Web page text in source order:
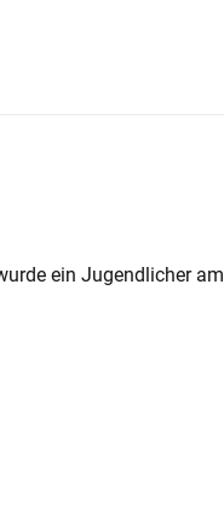
ein Jugendlicher am